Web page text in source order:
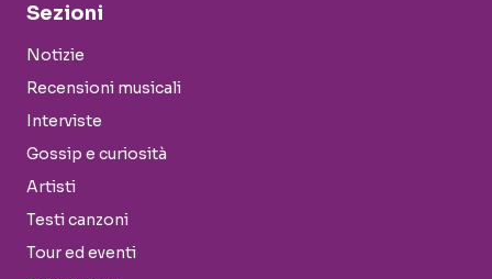
Sezioni
Notizie
Recensioni musicali
Interviste
Gossip e curiosità
Artisti
Testi canzoni
Tour ed eventi